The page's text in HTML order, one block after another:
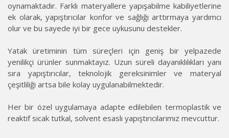
oynamaktadır. Farklı materyallere yapışabilme kabiliyetlerine
ek olarak, yapıştırıcılar konfor ve sağlığı arttırmaya yardımcı
olur ve bu sayede iyi bir gece uykusunu destekler.
Yatak üretiminin tüm süreçleri için geniş bir yelpazede
yenilikçi ürünler sunmaktayız. Uzun süreli dayanıklılıkları yanı
sıra yapıştırıcılar, teknolojik gereksinimler ve materyal
çeşitliliği artsa bile kolay uygulanabilmektedir.
Her bir özel uygulamaya adapte edilebilen termoplastik ve
reaktif sıcak tutkal, solvent esaslı yapıştırıcılarımız mevcuttur.